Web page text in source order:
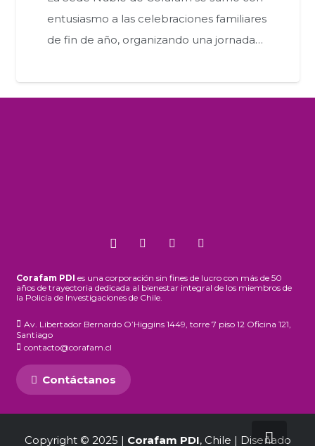
entusiasmo a las celebraciones familiares
de fin de año, organizando una jornada…
Corafam PDI es una corporación sin fines de lucro con más de 50
años de trayectoria dedicada al bienestar integral de los miembros de
la Policía de Investigaciones de Chile.
Av. Libertador Bernardo O’Higgins 1449, torre 7 piso 12 Oficina 121,
Santiago
contacto@corafam.cl
Contáctanos
Copyright © 2025 | Corafam PDI, Chile | Diseñado